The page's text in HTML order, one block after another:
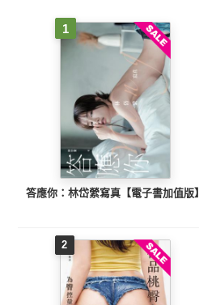
1
答應你：林岱縈寫真【電子書加值版】
2